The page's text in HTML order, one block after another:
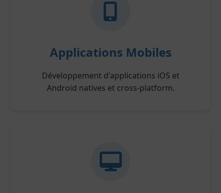
Applications Mobiles
Développement d'applications iOS et
Android natives et cross-platform.